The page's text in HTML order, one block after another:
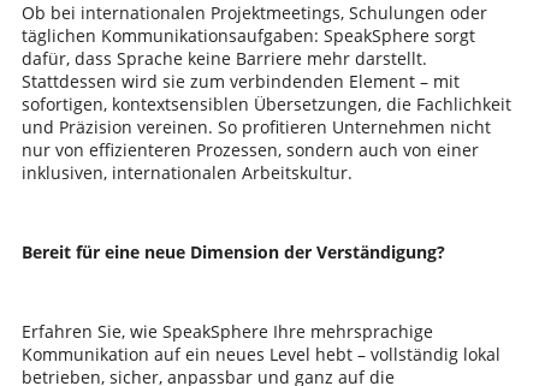
Ob bei internationalen Projektmeetings, Schulungen oder
täglichen Kommunikationsaufgaben: SpeakSphere sorgt
dafür, dass Sprache keine Barriere mehr darstellt.
Stattdessen wird sie zum verbindenden Element – mit
sofortigen, kontextsensiblen Übersetzungen, die Fachlichkeit
und Präzision vereinen. So profitieren Unternehmen nicht
nur von effizienteren Prozessen, sondern auch von einer
inklusiven, internationalen Arbeitskultur.
Bereit für eine neue Dimension der Verständigung?
Erfahren Sie, wie SpeakSphere Ihre mehrsprachige
Kommunikation auf ein neues Level hebt – vollständig lokal
betrieben, sicher, anpassbar und ganz auf die